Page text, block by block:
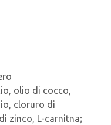
olio di cocco,
cloruro di
zinco, L-carnitna;